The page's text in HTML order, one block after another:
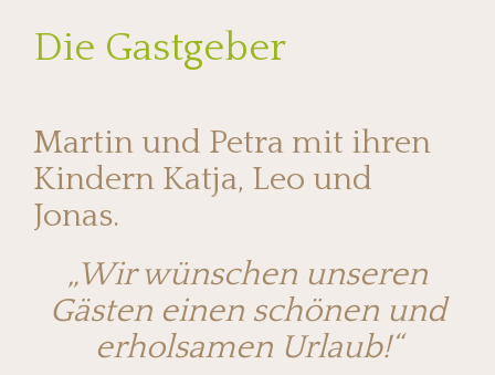
Die Gastgeber
Martin und Petra mit ihren
Kindern Katja, Leo und
Jonas.
„Wir wünschen unseren
Gästen einen schönen und
erholsamen Urlaub!“